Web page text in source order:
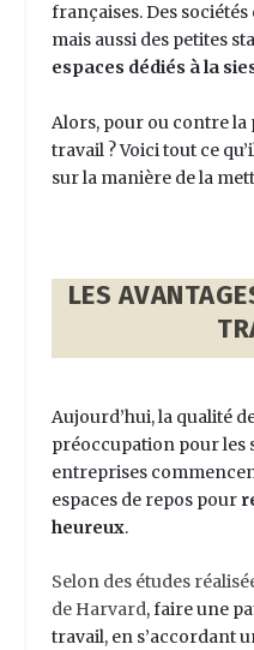
françaises. Des
mais aussi des petites
espaces dédiés à la
Alors, pour ou contre la
travail ? Voici tout ce
sur la manière de la
LES
Aujourd’hui, la qualité
préoccupation pour les
entreprises
espaces de repos pour
heureux.
Selon des études
de Harvard, faire une
travail, en s’accordant